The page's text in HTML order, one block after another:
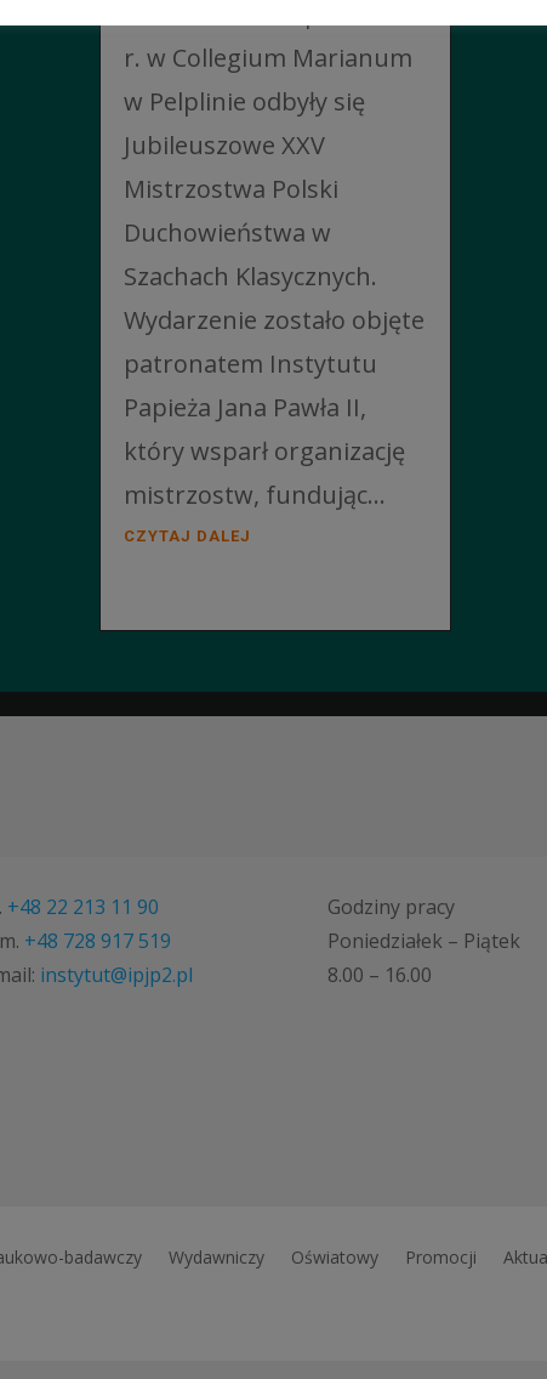
r. w Collegium Marianum
w Pelplinie odbyły się
Jubileuszowe XXV
Mistrzostwa Polski
Duchowieństwa w
Szachach Klasycznych.
Wydarzenie zostało objęte
patronatem Instytutu
Papieża Jana Pawła II,
który wsparł organizację
mistrzostw, fundując...
CZYTAJ DALEJ
+48 22 213 11 90
+48 728 917 519
instytut@ipjp2.pl
Godziny pracy
Poniedziałek – Piątek
8.00 – 16.00
badawczy Wydawniczy Oświatowy Promocji